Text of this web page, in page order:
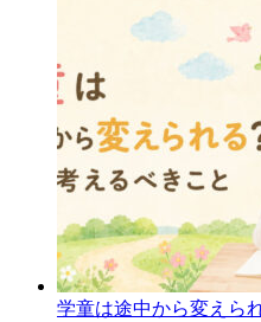
学童は途中から変えら